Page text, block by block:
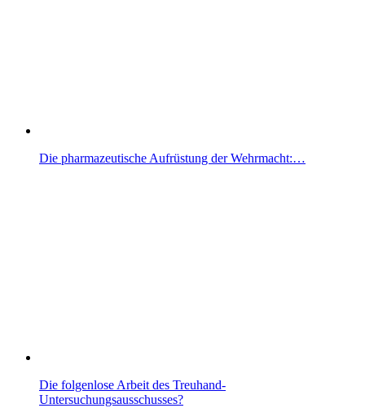
Die pharmazeutische Aufrüstung der Wehrmacht:…
Die folgenlose Arbeit des Treuhand-
Untersuchungsausschusses?